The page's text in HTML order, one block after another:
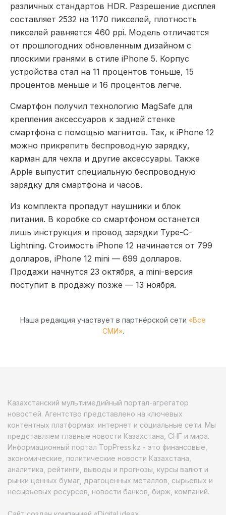
различных стандартов HDR. Разрешение дисплея
составляет 2532 на 1170 пикселей, плотность
пикселей равняется 460 ppi. Модель отличается
от прошлогодних обновленным дизайном с
плоскими гранями в стиле iPhone 5. Корпус
устройства стал на 11 процентов тоньше, 15
процентов меньше и 16 процентов легче.
Смартфон получил технологию MagSafe для
крепления аксессуаров к задней стенке
смартфона с помощью магнитов. Так, к iPhone 12
можно прикрепить беспроводную зарядку,
карман для чехла и другие аксессуары. Также
Apple выпустит специальную беспроводную
зарядку для смартфона и часов.
Из комплекта пропадут наушники и блок
питания. В коробке со смартфоном останется
лишь инструкция и провод зарядки Type-C-
Lightning. Стоимость iPhone 12 начинается от 799
долларов, iPhone 12 mini — 699 долларов.
Продажи начнутся 23 октября, а mini-версия
поступит в продажу позже — 13 ноября.
Наша редакция участвует в партнёрской сети «Все
СМИ».
Казахстанский мультимедийный портал-агрегатор
новостей. Агентство представлено на ключевых
контентных платформах: интернет и социальные сети. Мы
представляем главные новости Казахстана, СНГ и мира.
Информационный портал TopPress.kz - это финансовые,
экономические, политические новости Казахстана,
аналитика, рейтинги, выводы и прогнозы, курсы валют и
рынки ценных бумаг, драгоценных металлов, сырьевых и
несырьевых ресурсов, новости банков, бирж, компаний.